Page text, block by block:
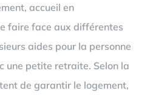
accueil en
faire face aux différentes
aides pour la personne
une petite retraite. Selon la
de garantir le logement,